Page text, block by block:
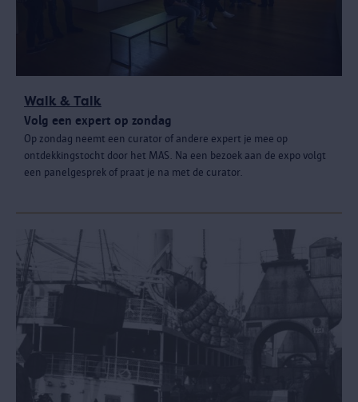
Walk & Talk
Volg een expert op zondag
Op zondag neemt een curator of andere expert je mee op
ontdekkingstocht door het MAS. Na een bezoek aan de expo volgt
een panelgesprek of praat je na met de curator.